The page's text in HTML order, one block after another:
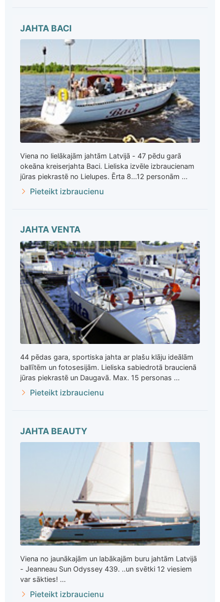
JAHTA BACI
Viena no lielākajām jahtām Latvijā - 47 pēdu garā
okeāna kreiserjahta Baci. Lieliska izvēle izbraucienam
jūras piekrastē no Lielupes. Ērta 8...12 personām ...
Pieteikt izbraucienu
JAHTA VENTA
44 pēdas gara, sportiska jahta ar plašu klāju ideālām
ballītēm un fotosesijām. Lieliska sabiedrotā braucienā
jūras piekrastē un Daugavā. Max. 15 personas ...
Pieteikt izbraucienu
JAHTA BEAUTY
Viena no jaunākajām un labākajām buru jahtām Latvijā
- Jeanneau Sun Odyssey 439. ..un svētki 12 viesiem
var sākties! ...
Pieteikt izbraucienu